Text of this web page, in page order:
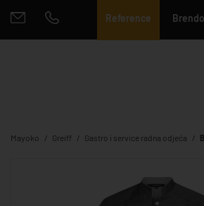
Reference
Mayoko Greiff Gastro i service radna odjeća